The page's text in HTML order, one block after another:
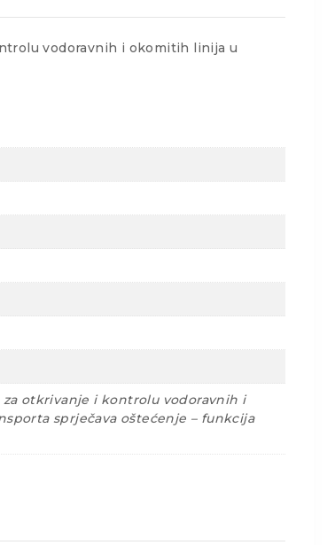
vodoravnih i okomitih linija u
otkrivanje i kontrolu vodoravnih i
sprječava oštećenje – funkcija